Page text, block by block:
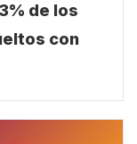
de los
con